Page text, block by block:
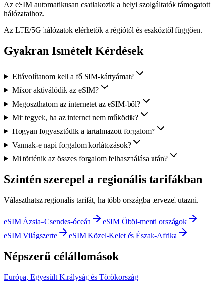
Az eSIM automatikusan csatlakozik a helyi szolgáltatók támogatott
hálózataihoz.
Az LTE/5G hálózatok elérhetők a régiótól és eszköztől függően.
Gyakran Ismételt Kérdések
Eltávolítanom kell a fő SIM-kártyámat?
Mikor aktiválódik az eSIM?
Megoszthatom az internetet az eSIM-ből?
Mit tegyek, ha az internet nem működik?
Hogyan fogyasztódik a tartalmazott forgalom?
Vannak-e napi forgalom korlátozások?
Mi történik az összes forgalom felhasználása után?
Szintén szerepel a regionális tarifákban
Választhatsz regionális tarifát, ha több országba tervezel utazni.
eSIM Ázsia–Csendes-óceán
eSIM Öböl-menti országok
eSIM Világszerte
eSIM Közel-Kelet és Észak-Afrika
Népszerű célállomások
Európa, Egyesült Királyság és Törökország